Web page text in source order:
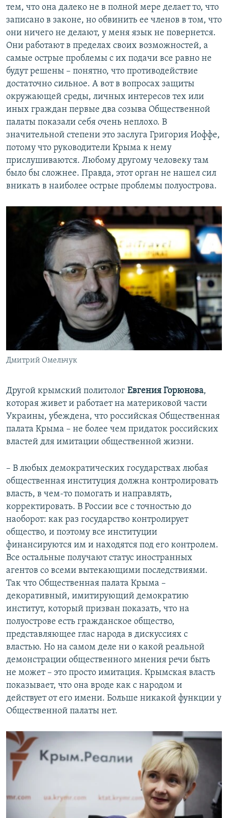
тем, что она далеко не в полной мере делает то, что
записано в законе, но обвинить ее членов в том, что
они ничего не делают, у меня язык не повернется.
Они работают в пределах своих возможностей, а
самые острые проблемы с их подачи все равно не
будут решены – понятно, что противодействие
достаточно сильное. А вот в вопросах защиты
окружающей среды, личных интересов тех или
иных граждан первые два созыва Общественной
палаты показали себя очень неплохо. В
значительной степени это заслуга Григория Иоффе,
потому что руководители Крыма к нему
прислушиваются. Любому другому человеку там
было бы сложнее. Правда, этот орган не нашел сил
вникать в наиболее острые проблемы полуострова.
Дмитрий Омельчук
Другой крымский политолог Евгения Горюнова,
которая живет и работает на материковой части
Украины, убеждена, что российская Общественная
палата Крыма – не более чем придаток российских
властей для имитации общественной жизни.
– В любых демократических государствах любая
общественная институция должна контролировать
власть, в чем-то помогать и направлять,
корректировать. В России все с точностью до
наоборот: как раз государство контролирует
общество, и поэтому все институции
финансируются им и находятся под его контролем.
Все остальные получают статус иностранных
агентов со всеми вытекающими последствиями.
Так что Общественная палата Крыма –
декоративный, имитирующий демократию
институт, который призван показать, что на
полуострове есть гражданское общество,
представляющее глас народа в дискуссиях с
властью. Но на самом деле ни о какой реальной
демонстрации общественного мнения речи быть
не может – это просто имитация. Крымская власть
показывает, что она вроде как с народом и
действует от его имени. Больше никакой функции у
Общественной палаты нет.